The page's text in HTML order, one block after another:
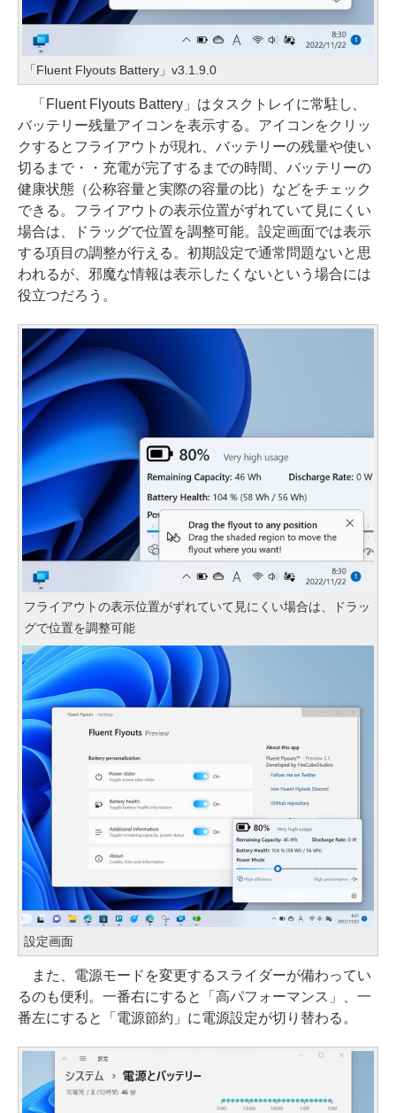
「Fluent Flyouts Battery」v3.1.9.0
「Fluent Flyouts Battery」はタスクトレイに常駐し、
バッテリー残量アイコンを表示する。アイコンをクリッ
クするとフライアウトが現れ、バッテリーの残量や使い
切るまで・・充電が完了するまでの時間、バッテリーの
健康状態（公称容量と実際の容量の比）などをチェック
できる。フライアウトの表示位置がずれていて見にくい
場合は、ドラッグで位置を調整可能。設定画面では表示
する項目の調整が行える。初期設定で通常問題ないと思
われるが、邪魔な情報は表示したくないという場合には
役立つだろう。
フライアウトの表示位置がずれていて見にくい場合は、ドラッ
グで位置を調整可能
設定画面
また、電源モードを変更するスライダーが備わってい
るのも便利。一番右にすると「高パフォーマンス」、一
番左にすると「電源節約」に電源設定が切り替わる。